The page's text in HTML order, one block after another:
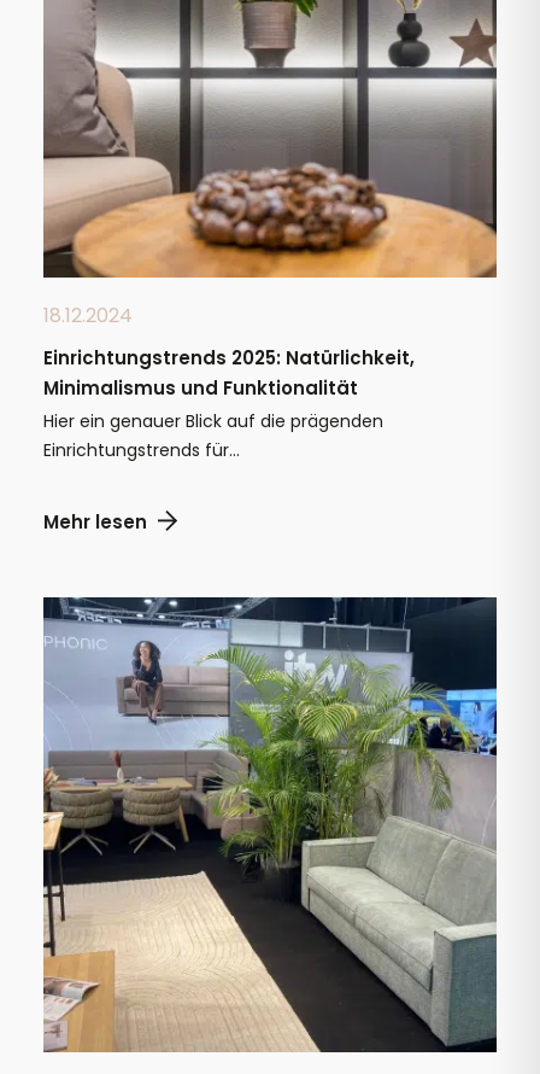
18.12.2024
Einrichtungstrends 2025: Natürlichkeit,
Minimalismus und Funktionalität
Hier ein genauer Blick auf die prägenden
Einrichtungstrends für...